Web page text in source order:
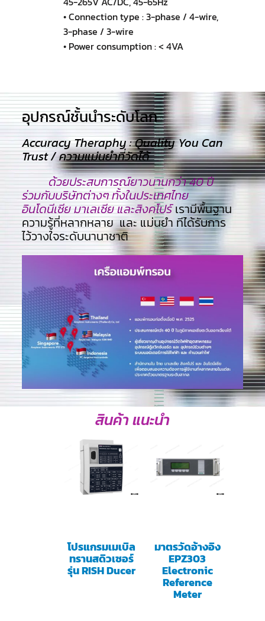
• Connection type : 3-phase / 4-wire,
3-phase / 3-wire
• Power consumption : < 4VA
อุปกรณ์ชั้นนำระดับโลก​
Accuracy Theraphy : Quality You Can
Trust / ความแม่นยำที่วัดได้
ด้วยประสบการณ์ยาวนานกว่า 40 ปี
ร่วมกับบริษัทต่างๆ ทั้งในประเทศไทย
อินโดนีเซีย มาเลเซีย และสิงคโปร์เรามีพื้นฐาน
ความรู้ที่หลากหลาย และ แม่นยำ ทีไ่ด้รับการ
ไว้วางใจระดับนานาชาติ
สินค้า แนะนำ
โปรแกรมเมเบิล
ทรานสดิวเซอร์
รุ่น RISH Ducer
มาตรวัดอ้างอิง
EPZ303
Electronic
Reference
Meter